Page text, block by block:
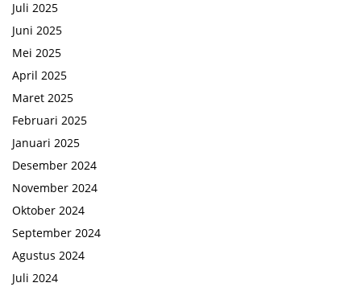
Juli 2025
Juni 2025
Mei 2025
April 2025
Maret 2025
Februari 2025
Januari 2025
Desember 2024
November 2024
Oktober 2024
September 2024
Agustus 2024
Juli 2024